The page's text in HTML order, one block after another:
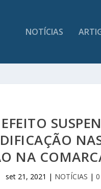
NOTÍCIAS
NA
set 21, 2021 | NOTÍCIAS |